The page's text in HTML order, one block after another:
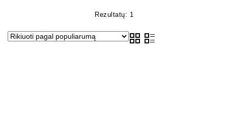
Rezultatų: 1